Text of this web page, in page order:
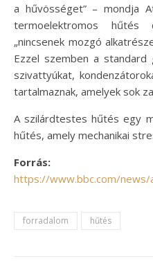
a hűvösséget” – mondja
termoelektromos hűtés
„nincsenek mozgó
Ezzel szemben a standard
szivattyúkat,
tartalmaznak, amelyek sok
A szilárdtestes hűtés egy
hűtés, amely mechanikai
Forrás:
https://www.bbc.com/
forradalom hűtés